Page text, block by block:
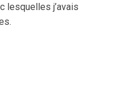
lesquelles j’avais